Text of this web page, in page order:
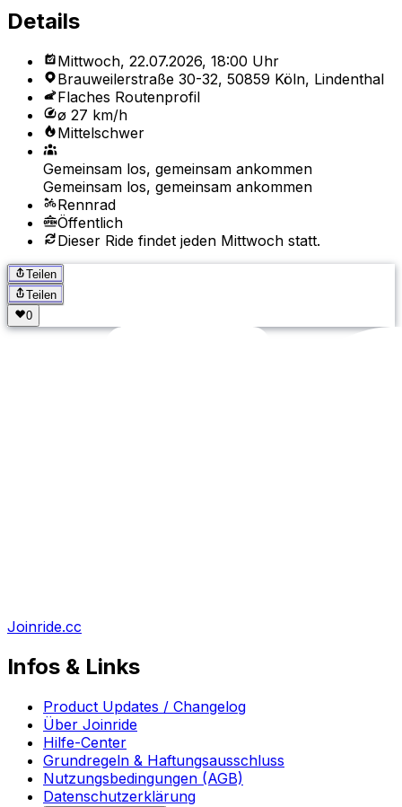
Details
Mittwoch, 22.07.2026, 18:00 Uhr
Brauweilerstraße 30-32, 50859 Köln, Lindenthal
Flaches Routenprofil
ø 27 km/h
Mittelschwer
Gemeinsam los, gemeinsam ankommen
Gemeinsam los, gemeinsam ankommen
Rennrad
Öffentlich
Dieser Ride findet jeden Mittwoch statt.
Teilen
Teilen
Joinride.cc
Infos & Links
Product Updates / Changelog
Über Joinride
Hilfe-Center
Grundregeln & Haftungsausschluss
Nutzungsbedingungen (AGB)
Datenschutzerklärung